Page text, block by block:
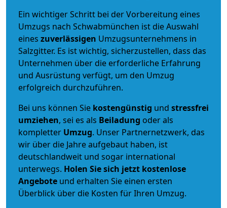
Ein wichtiger Schritt bei der Vorbereitung eines
Umzugs nach Schwabmünchen ist die Auswahl
eines zuverlässigen Umzugsunternehmens in
Salzgitter. Es ist wichtig, sicherzustellen, dass das
Unternehmen über die erforderliche Erfahrung
und Ausrüstung verfügt, um den Umzug
erfolgreich durchzuführen.
Bei uns können Sie kostengünstig und stressfrei
umziehen, sei es als Beiladung oder als
kompletter Umzug. Unser Partnernetzwerk, das
wir über die Jahre aufgebaut haben, ist
deutschlandweit und sogar international
unterwegs. Holen Sie sich jetzt kostenlose
Angebote und erhalten Sie einen ersten
Überblick über die Kosten für Ihren Umzug.